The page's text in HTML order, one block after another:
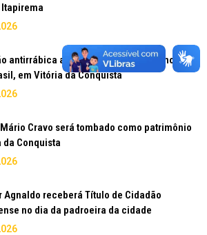
antirrábica acontece neste sábado no
em Vitória da Conquista
Cravo será tombado como patrimônio
da Conquista
Agnaldo receberá Título de Cidadão
no dia da padroeira da cidade